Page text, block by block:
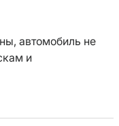
автомобиль не
и